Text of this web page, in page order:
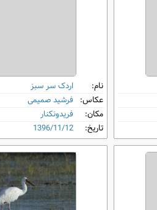
نام:
اردک سر سبز
عکاس: فرشید صمیمی
مکان:
فریدونکنار
تاریخ:
1396/11/12